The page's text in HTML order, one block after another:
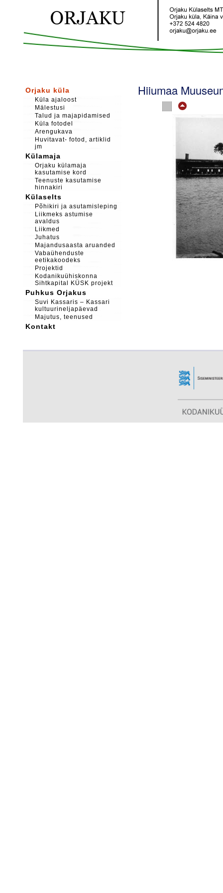
Orjaku küla
Küla ajaloost
Mälestusi
Talud ja majapidamised
Küla fotodel
Arengukava
Huvitavat- fotod, artiklid
jm
Külamaja
Orjaku külamaja
kasutamise kord
Teenuste kasutamise
hinnakiri
Külaselts
Põhikiri ja asutamisleping
Liikmeks astumise
avaldus
Liikmed
Juhatus
Majandusaasta aruanded
Vabaühenduste
eetikakoodeks
Projektid
Kodanikuühiskonna
Sihtkapital KÜSK projekt
Puhkus Orjakus
Suvi Kassaris – Kassari
kultuurineljapäevad
Majutus, teenused
Kontakt
Hiiumaa